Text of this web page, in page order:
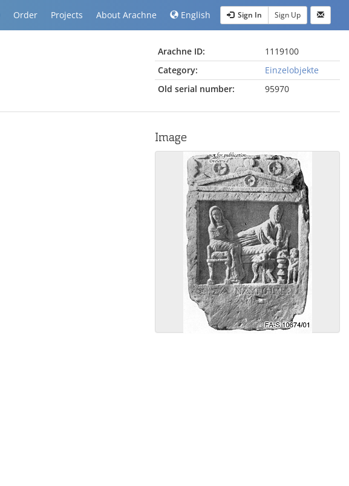
Order Projects About Arachne English Sign In Sign Up
Arachne ID:
1119100
Category:
Einzelobjekte
Old serial number:
95970
Image